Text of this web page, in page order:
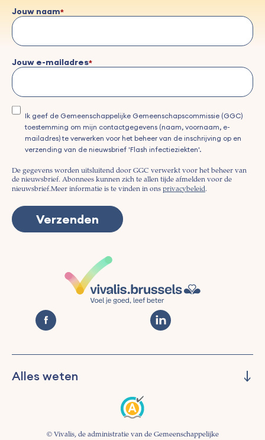
Jouw naam
Jouw e-mailadres
Ik geef de Gemeenschappelijke Gemeenschapscommissie (GGC)
toestemming om mijn contactgegevens (naam, voornaam, e-
mailadres) te verwerken voor het beheer van de inschrijving op en
verzending van de nieuwsbrief 'Flash infectieziekten'.
De gegevens worden uitsluitend door GGC verwerkt voor het beheer van
de nieuwsbrief. Abonnees kunnen zich te allen tijde afmelden voor de
nieuwsbrief.Meer informatie is te vinden in ons privacybeleid.
Alles weten
Informeren© Vivalis, de administratie van de Gemeenschappelijke